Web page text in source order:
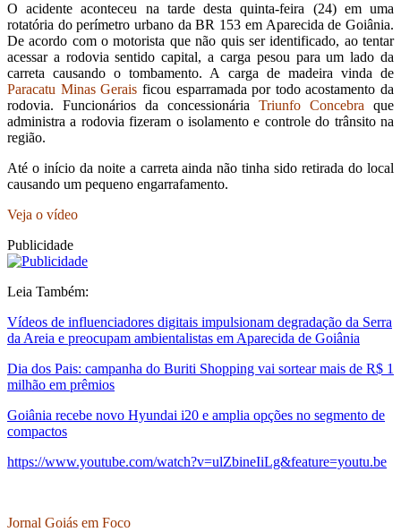
O acidente aconteceu na tarde desta quinta-feira (24) em uma
rotatória do perímetro urbano da BR 153 em Aparecida de Goiânia.
De acordo com o motorista que não quis ser identificado, ao tentar
acessar a rodovia sentido capital, a carga pesou para um lado da
carreta causando o tombamento. A carga de madeira vinda de
Paracatu Minas Gerais ficou esparramada por todo acostamento da
rodovia. Funcionários da concessionária Triunfo Concebra que
administra a rodovia fizeram o isolamento e controle do trânsito na
região.
Até o início da noite a carreta ainda não tinha sido retirada do local
causando um pequeno engarrafamento.
Veja o vídeo
Publicidade
Leia Também:
Vídeos de influenciadores digitais impulsionam degradação da Serra
da Areia e preocupam ambientalistas em Aparecida de Goiânia
Dia dos Pais: campanha do Buriti Shopping vai sortear mais de R$ 1
milhão em prêmios
Goiânia recebe novo Hyundai i20 e amplia opções no segmento de
compactos
https://www.youtube.com/watch?v=ulZbineIiLg&feature=youtu.be
Jornal Goiás em Foco